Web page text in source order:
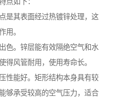
是其表面经过热镀锌处理，这
用。
色。锌层能有效隔绝空气和水
得风管耐用，使用寿命长。
性能好。矩形结构本身具有较
够承受较高的空气压力，适合